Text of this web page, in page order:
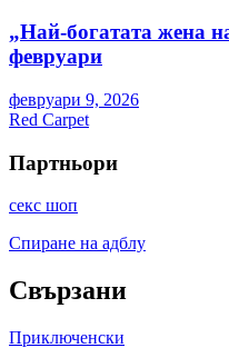
„Най-богатата жена
февруари
февруари 9, 2026
Red Carpet
Партньори
секс шоп
Спиране на адблу
Свързани
Приключенски